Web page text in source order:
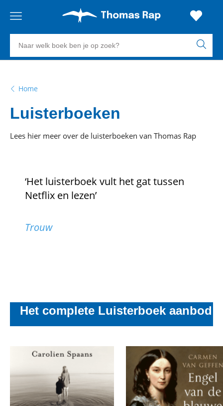
verzending
20
euro
besteld,werkdag
Veilig
Gratis
Zoeken
en
uitgevers
Home
Luisterboeken
Lees hier meer over de luisterboeken van Thomas Rap
‘Het luisterboek vult het gat tussen
Netflix en lezen’
Trouw
Het complete Luisterboek aanbod